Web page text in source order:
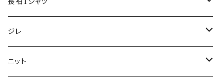
50/XL～
48/L
50/XL～
46/M
48/L
～44/S
46/M
ジレ
～44/S
ニット